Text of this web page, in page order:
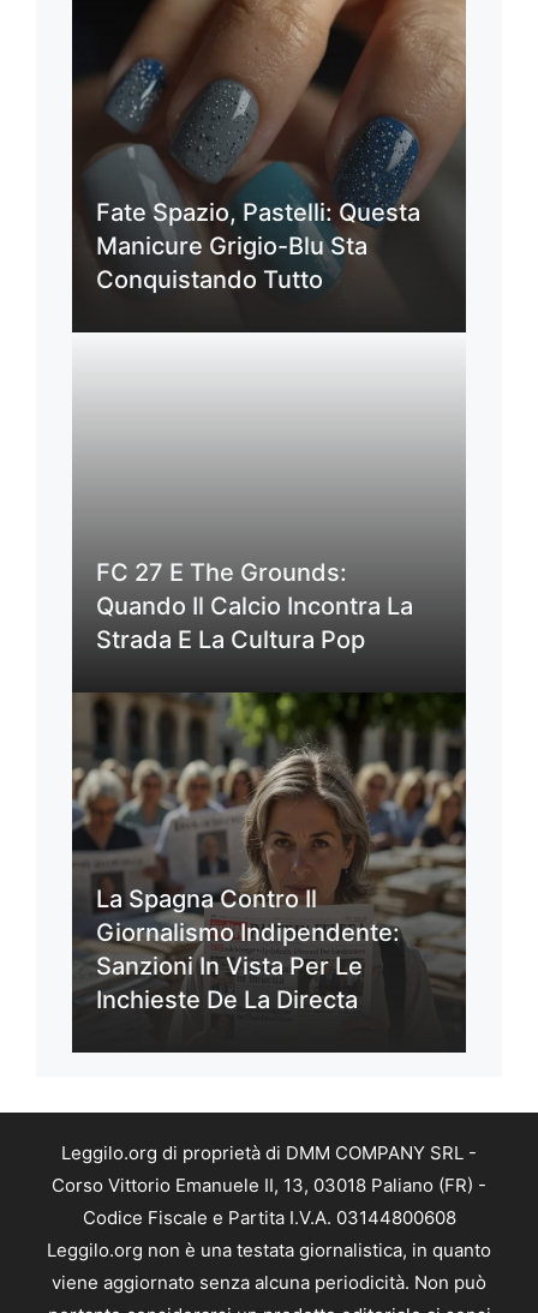
Fate Spazio, Pastelli: Questa
Manicure Grigio-Blu Sta
Conquistando Tutto
FC 27 E The Grounds:
Quando Il Calcio Incontra La
Strada E La Cultura Pop
La Spagna Contro Il
Giornalismo Indipendente:
Sanzioni In Vista Per Le
Inchieste De La Directa
Leggilo.org di proprietà di DMM COMPANY SRL -
Corso Vittorio Emanuele II, 13, 03018 Paliano (FR) -
Codice Fiscale e Partita I.V.A. 03144800608
Leggilo.org non è una testata giornalistica, in quanto
viene aggiornato senza alcuna periodicità. Non può